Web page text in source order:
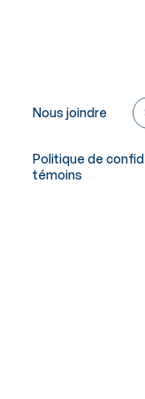
Nous joindre
Politique de
témoins